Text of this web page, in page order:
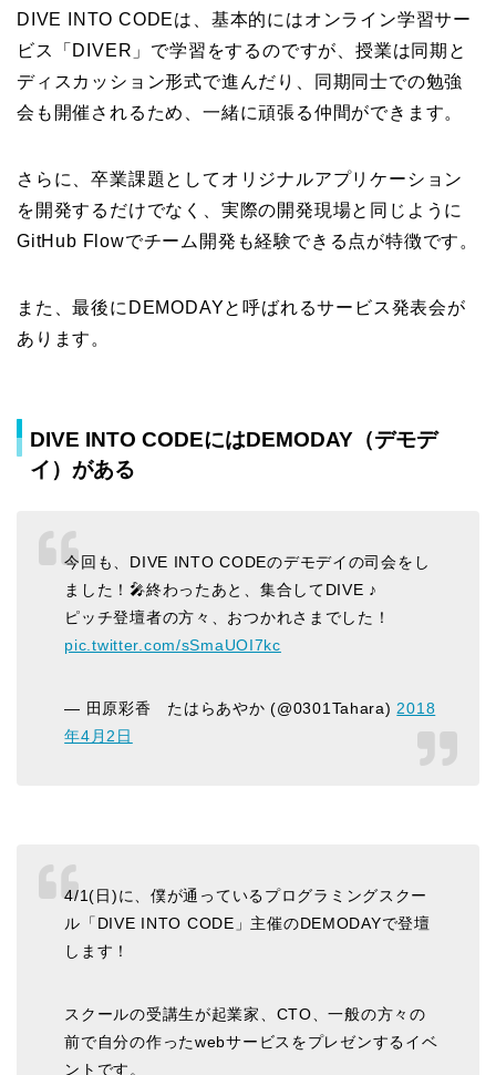
DIVE INTO CODEは、基本的にはオンライン学習サー
ビス「DIVER」で学習をするのですが、授業は同期と
ディスカッション形式で進んだり、同期同士での勉強
会も開催されるため、一緒に頑張る仲間ができます。
さらに、卒業課題としてオリジナルアプリケーション
を開発するだけでなく、実際の開発現場と同じように
GitHub Flowでチーム開発も経験できる点が特徴です。
また、最後にDEMODAYと呼ばれるサービス発表会が
あります。
DIVE INTO CODEにはDEMODAY（デモデ
イ）がある
今回も、DIVE INTO CODEのデモデイの司会をし
ました！🎤終わったあと、集合してDIVE ♪
ピッチ登壇者の方々、おつかれさまでした！
pic.twitter.com/sSmaUOI7kc
— 田原彩香 たはらあやか (@0301Tahara)2018
年4月2日
4/1(日)に、僕が通っているプログラミングスクー
ル「DIVE INTO CODE」主催のDEMODAYで登壇
します！
スクールの受講生が起業家、CTO、一般の方々の
前で自分の作ったwebサービスをプレゼンするイベ
ントです。